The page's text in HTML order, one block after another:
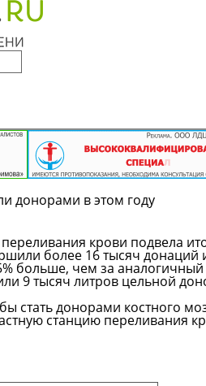
донорами в этом году
крови подвела
более 16 тысяч донаций
больше, чем за
9 тысяч литров цельной
стать донорами костного
станцию переливания